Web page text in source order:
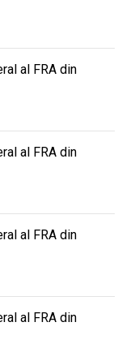
al FRA din
al FRA din
al FRA din
al FRA din